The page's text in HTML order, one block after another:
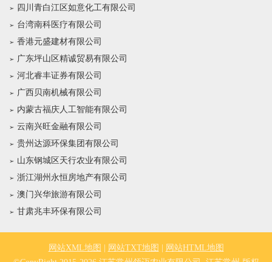
四川青白江区如意化工有限公司
台湾南科医疗有限公司
香港元盛建材有限公司
广东坪山区精诚贸易有限公司
河北睿丰证券有限公司
广西贝南机械有限公司
内蒙古福庆人工智能有限公司
云南兴旺金融有限公司
贵州达源环保集团有限公司
山东钢城区天行农业有限公司
浙江湖州永恒房地产有限公司
澳门兴华旅游有限公司
甘肃兆丰环保有限公司
网站XML地图 网站TXT地图
网站HTML地图